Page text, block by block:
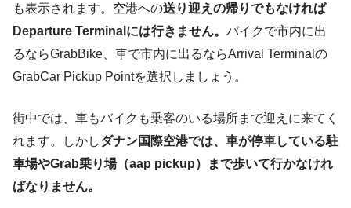
も表示されます。空港への送り迎えの帰りでもなければ
Departure Terminalには行きません。 バイクで市内に出
るならGrabBike、車で市内に出るならArrival Terminalの
GrabCar Pickup Pointを選択しましょう。
街中では、車もバイクも乗客のいる場所まで迎えに来てく
れます。しかしダナン国際空港では、車が停車している駐
車場やGrab乗り場（aap pickup）まで歩いて行かなけれ
ばなりません。